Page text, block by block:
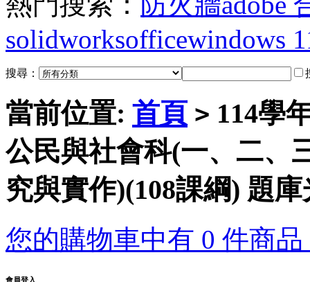
solidworksofficewindows
搜尋：
當前位置: 首頁 > 114學
公民與社會科(一、二
究與實作)(108課綱) 題
您的購物車中有 0 件商
會員登入